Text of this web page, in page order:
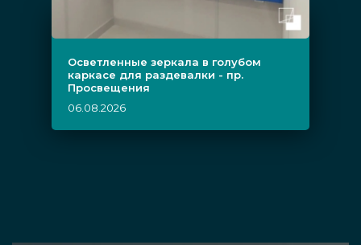
Осветленные зеркала в голубом
каркасе для раздевалки - пр.
Просвещения
06.08.2026